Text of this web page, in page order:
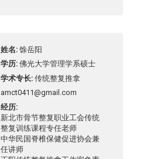
姓名 馀岳阳
学历 佛光大学管理学系硕士
学术专长 传统整复推拿
amct0411@gmail.com
经历
新北市骨节整复职业工会传统
整复训练课程专任老师
中华民国脊椎保健促进协会兼
任讲师